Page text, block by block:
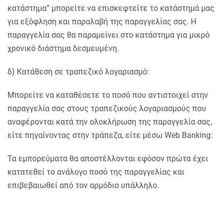
κατάστημα” μπορείτε να επισκεφτείτε το κατάστημά μας
για εξόφληση και παραλαβή της παραγγελίας σας. Η
παραγγελία σας θα παραμείνει στο κατάστημα για μικρό
χρονικό διάστημα δεσμευμένη.
δ) Κατάθεση σε τραπεζικό λογαριασμό:
Μπορείτε να καταθέσετε το ποσό που αντιστοιχεί στην
παραγγελία σας στους τραπεζικούς λογαριασμούς που
αναφέρονται κατά την ολοκλήρωση της παραγγελία σας,
είτε πηγαίνοντας στην τράπεζα, είτε μέσω Web Banking:
Τα εμπορεύματα θα αποστέλλονται εφόσον πρώτα έχει
κατατεθεί το ανάλογο ποσό της παραγγελίας και
επιβεβαιωθεί από τον αρμόδιο υπάλληλο.